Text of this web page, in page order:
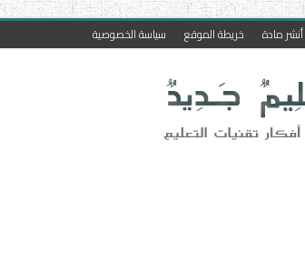
أنشر مادة خريطة الموقع سياسة الخصوصية